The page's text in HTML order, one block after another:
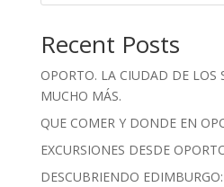
Recent Posts
OPORTO. LA CIUDAD DE LOS
MUCHO MÁS.
QUE COMER Y DONDE EN
EXCURSIONES DESDE
DESCUBRIENDO